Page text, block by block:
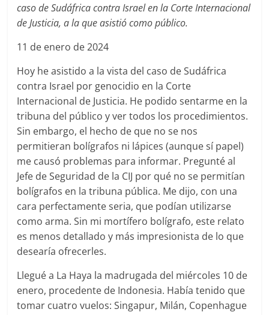
caso de Sudáfrica contra Israel en la Corte Internacional
de Justicia, a la que asistió como público.
11 de enero de 2024
Hoy he asistido a la vista del caso de Sudáfrica
contra Israel por genocidio en la Corte
Internacional de Justicia. He podido sentarme en la
tribuna del público y ver todos los procedimientos.
Sin embargo, el hecho de que no se nos
permitieran bolígrafos ni lápices (aunque sí papel)
me causó problemas para informar. Pregunté al
Jefe de Seguridad de la CIJ por qué no se permitían
bolígrafos en la tribuna pública. Me dijo, con una
cara perfectamente seria, que podían utilizarse
como arma. Sin mi mortífero bolígrafo, este relato
es menos detallado y más impresionista de lo que
desearía ofrecerles.
Llegué a La Haya la madrugada del miércoles 10 de
enero, procedente de Indonesia. Había tenido que
tomar cuatro vuelos: Singapur, Milán, Copenhague